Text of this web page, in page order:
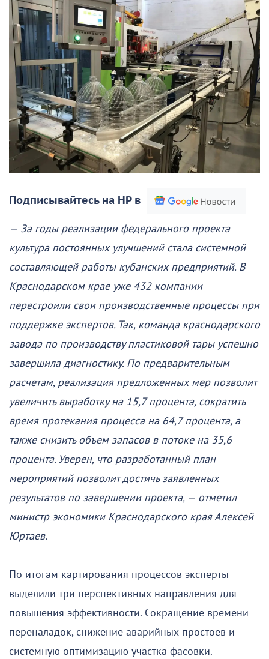
Подписывайтесь на НР в
— За годы реализации федерального проекта
культура постоянных улучшений стала системной
составляющей работы кубанских предприятий. В
Краснодарском крае уже 432 компании
перестроили свои производственные процессы при
поддержке экспертов. Так, команда краснодарского
завода по производству пластиковой тары успешно
завершила диагностику. По предварительным
расчетам, реализация предложенных мер позволит
увеличить выработку на 15,7 процента, сократить
время протекания процесса на 64,7 процента, а
также снизить объем запасов в потоке на 35,6
процента. Уверен, что разработанный план
мероприятий позволит достичь заявленных
результатов по завершении проекта, — отметил
министр экономики Краснодарского края Алексей
Юртаев.
По итогам картирования процессов эксперты
выделили три перспективных направления для
повышения эффективности. Сокращение времени
переналадок, снижение аварийных простоев и
системную оптимизацию участка фасовки.